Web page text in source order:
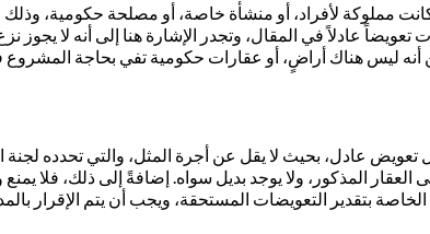
مملوكة لأفراد، أو منشأة خاصة، أو مصلحة حكومية،
عادلاً في المقال، وتجدر الإشارة هنا إلى أنه لا
أنه ليس هناك أراضٍ، أو عقارات حكومية تفي بحاجة المشروع
عادل، بحيث لا يقل عن أجرة المثل، والتي تحدده لجنة
المذكور، ولا يوجد بديل سواه. إضافةً إلى ذلك، فلا
الخاصة بتقدير التعويضات المستحقة، ويجب أن يتم